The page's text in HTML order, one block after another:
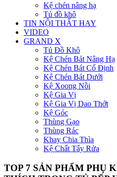
Kệ chén nâng hạ
Tủ đồ khô
TIN NỘI THẤT HAY
VIDEO
GRAND X
Tủ Đồ Khô
Kệ Chén Bát Nâng Hạ
Kệ Chén Bát Cố Định
Kệ Chén Bát Dưới
Kệ Xoong Nồi
Kệ Gia Vị
Kệ Gia Vị Dao Thớt
Kệ Góc
Thùng Gạo
Thùng Rác
Khay Chia Thìa
Kệ Chất Tẩy Rửa
TOP 7 SẢN PHẨM PHỤ